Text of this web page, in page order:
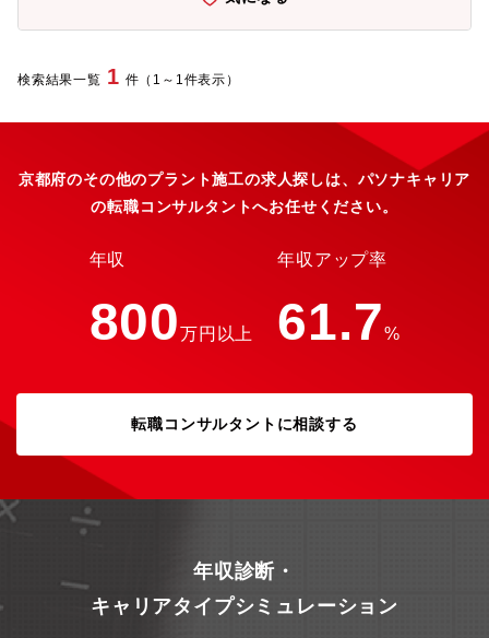
っていただける方を募集します。
検索結果一覧 1 件（1～1件表示）
京都府のその他のプラント施工の求人探しは、パソナキャリア
の転職コンサルタントへお任せください。
年収
800万円以上
年収アップ率
61.7%
転職コンサルタントに相談する
年収診断・
キャリアタイプシミュレーション